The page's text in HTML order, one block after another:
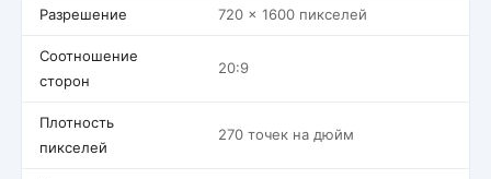
Разрешение 720 x 1600 пикселей
Соотношение
сторон
20:9
Плотность
пикселей
270 точек на дюйм